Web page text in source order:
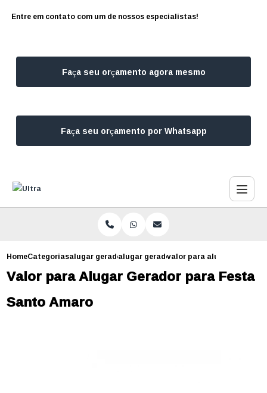
Entre em contato com um de nossos especialistas!
Faça seu orçamento agora mesmo
Faça seu orçamento por Whatsapp
HomeCategoriasalugar geradoresalugar gerador de energia campo belo
valor para alugar gerador
Valor para Alugar Gerador para Festa
Santo Amaro